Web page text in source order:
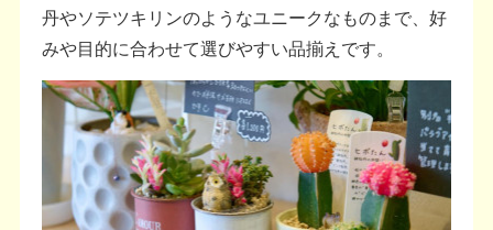
丹やソテツキリンのようなユニークなものまで、好
みや目的に合わせて選びやすい品揃えです。